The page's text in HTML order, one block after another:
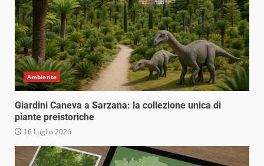
Ambiente
Giardini Caneva a Sarzana: la collezione unica di
piante preistoriche
16 Luglio 2026